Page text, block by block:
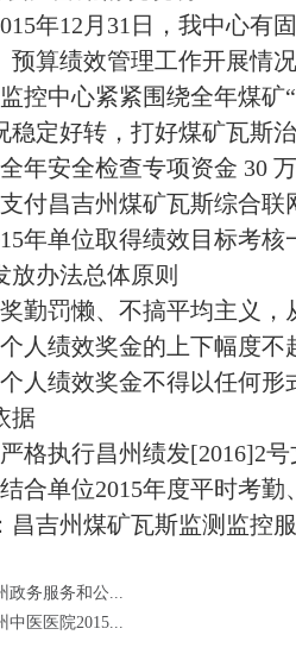
年12月31日，我中心有
预算绩效管理工作开展情
控中心紧紧围绕全年煤
稳定好转，打好煤矿瓦斯治
全年安全检查专项资金 30 万
支付昌吉州煤矿瓦斯综合
年单位取得绩效目标考核
放办法总体原则
奖勤罚懒、不搞平均主义，
个人绩效奖金的上下幅度不
个人绩效奖金不得以任何形
据
严格执行昌州绩发[2016]2号
结合单位2015年度平时考勤
昌吉州煤矿瓦斯监测监控
政务服务和公...
中医医院2015...